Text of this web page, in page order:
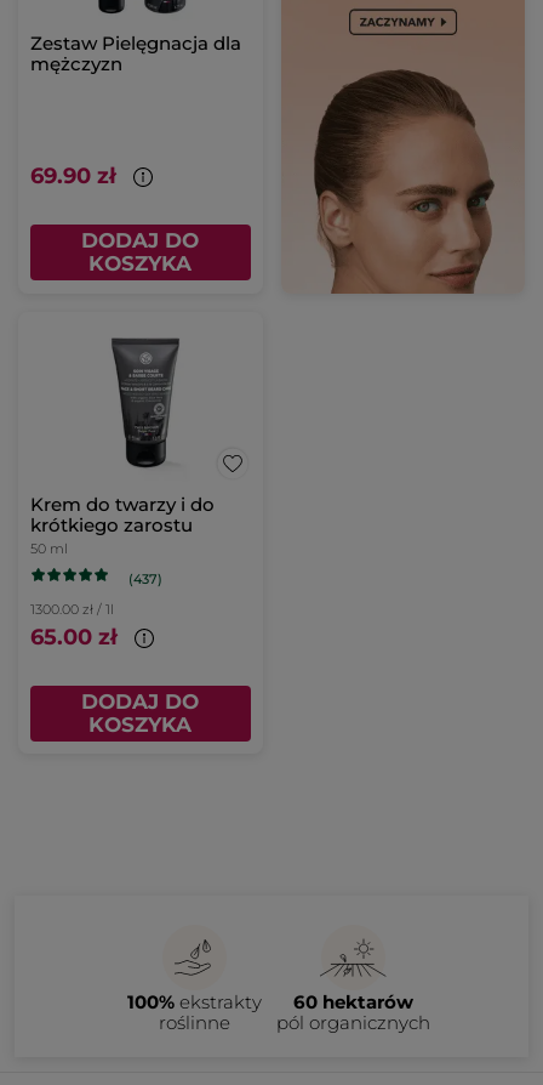
Zestaw Pielęgnacja dla
mężczyzn
69.90 zł
DODAJ DO
KOSZYKA
Krem do twarzy i do
krótkiego zarostu
50 ml
(437)
1300.00 zł / 1l
65.00 zł
DODAJ DO
KOSZYKA
100% ekstrakty
roślinne
60 hektarów
pól organicznych